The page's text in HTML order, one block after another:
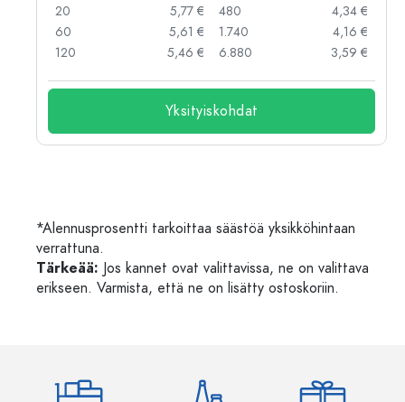
20
5,77 €
60
5,61 €
120
5,46 €
480
4,34 €
1.740
4,16 €
6.880
3,59 €
Yksityiskohdat
*Alennusprosentti tarkoittaa säästöä yksikköhintaan
verrattuna.
Tärkeää: Jos kannet ovat valittavissa, ne on valittava
erikseen. Varmista, että ne on lisätty ostoskoriin.